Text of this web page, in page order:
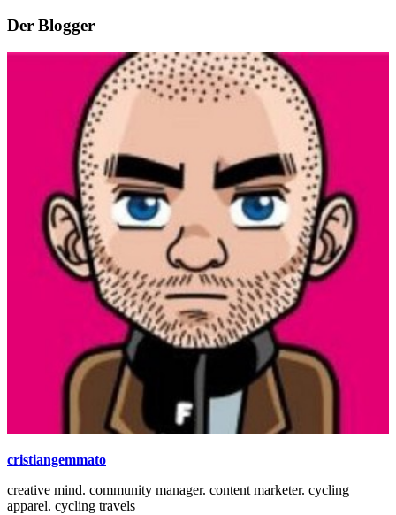
Der Blogger
cristiangemmato
creative mind. community manager. content marketer. cycling
apparel. cycling travels